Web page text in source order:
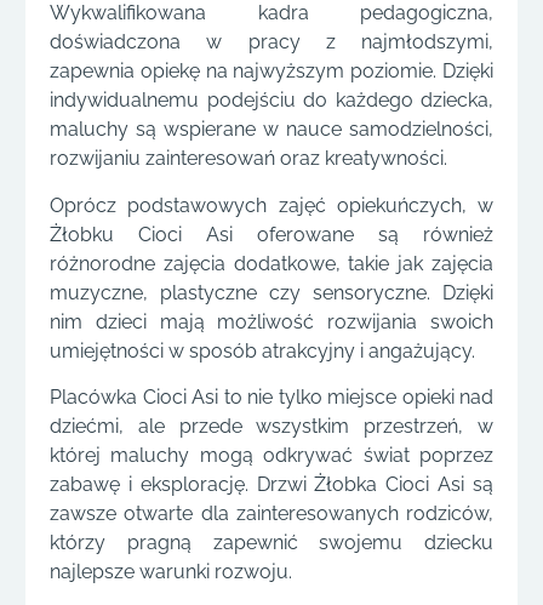
Wykwalifikowana kadra pedagogiczna,
doświadczona w pracy z najmłodszymi,
zapewnia opiekę na najwyższym poziomie. Dzięki
indywidualnemu podejściu do każdego dziecka,
maluchy są wspierane w nauce samodzielności,
rozwijaniu zainteresowań oraz kreatywności.
Oprócz podstawowych zajęć opiekuńczych, w
Żłobku Cioci Asi oferowane są również
różnorodne zajęcia dodatkowe, takie jak zajęcia
muzyczne, plastyczne czy sensoryczne. Dzięki
nim dzieci mają możliwość rozwijania swoich
umiejętności w sposób atrakcyjny i angażujący.
Placówka Cioci Asi to nie tylko miejsce opieki nad
dziećmi, ale przede wszystkim przestrzeń, w
której maluchy mogą odkrywać świat poprzez
zabawę i eksplorację. Drzwi Żłobka Cioci Asi są
zawsze otwarte dla zainteresowanych rodziców,
którzy pragną zapewnić swojemu dziecku
najlepsze warunki rozwoju.